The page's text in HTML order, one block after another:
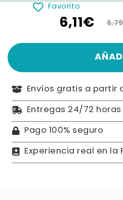
Favorito
6,11€
Envíos gratis a partir
Entregas 24/72 horas
Pago 100% seguro
Experiencia real en la